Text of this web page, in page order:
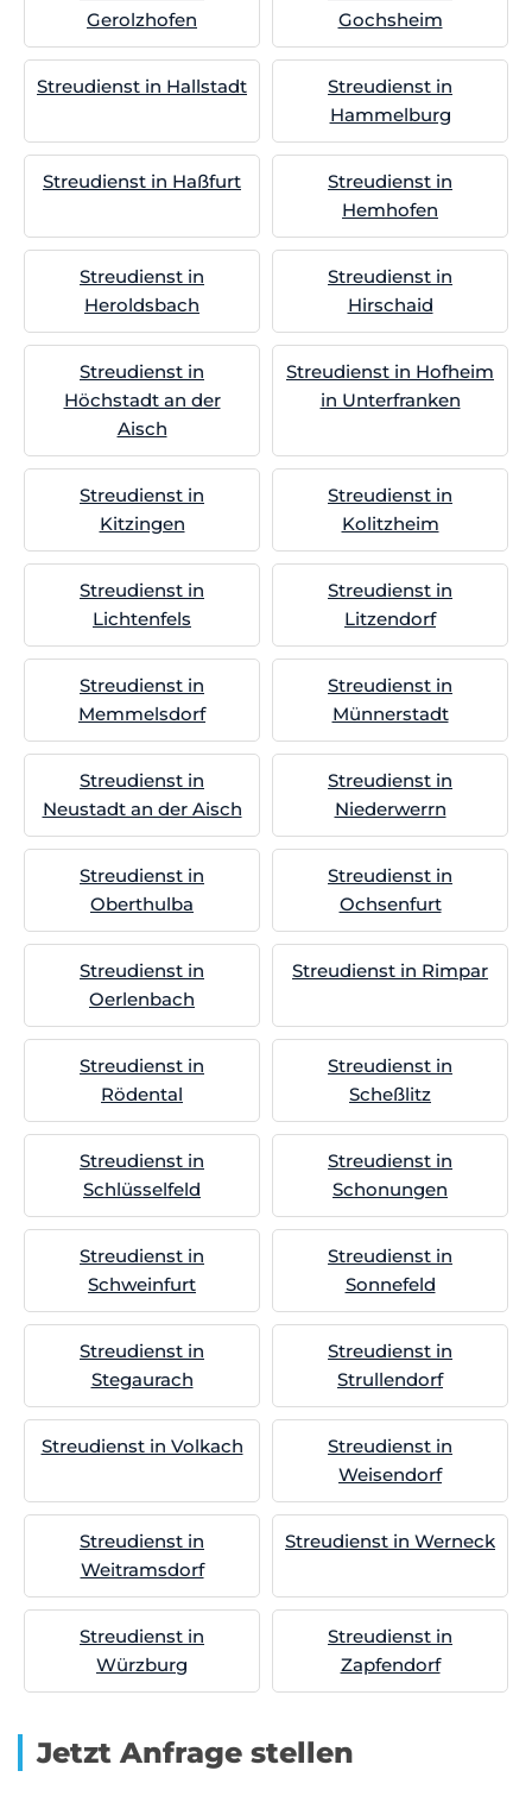
Gerolzhofen
Gochsheim
Streudienst in Hallstadt
Streudienst in
Hammelburg
Streudienst in Haßfurt
Streudienst in
Hemhofen
Streudienst in
Heroldsbach
Streudienst in
Hirschaid
Streudienst in
Höchstadt an der
Aisch
Streudienst in Hofheim
in Unterfranken
Streudienst in
Kitzingen
Streudienst in
Kolitzheim
Streudienst in
Lichtenfels
Streudienst in
Litzendorf
Streudienst in
Memmelsdorf
Streudienst in
Münnerstadt
Streudienst in
Neustadt an der Aisch
Streudienst in
Niederwerrn
Streudienst in
Oberthulba
Streudienst in
Ochsenfurt
Streudienst in
Oerlenbach
Streudienst in Rimpar
Streudienst in
Rödental
Streudienst in
Scheßlitz
Streudienst in
Schlüsselfeld
Streudienst in
Schonungen
Streudienst in
Schweinfurt
Streudienst in
Sonnefeld
Streudienst in
Stegaurach
Streudienst in
Strullendorf
Streudienst in Volkach
Streudienst in
Weisendorf
Streudienst in
Weitramsdorf
Streudienst in Werneck
Streudienst in
Würzburg
Streudienst in
Zapfendorf
Jetzt Anfrage stellen